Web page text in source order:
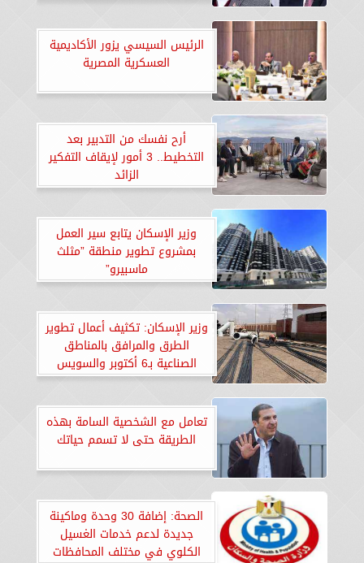
الرئيس السيسي يزور الأكاديمية
العسكرية المصرية
أرح نفسك من التدبير بعد
التخطيط.. 3 أمور لإيقاف التفكير
الزائد
وزير الإسكان يتابع سير العمل
بمشروع تطوير منطقة ”مثلث
ماسبيرو”
وزير الإسكان: تكثيف أعمال تطوير
الطرق والمرافق بالمناطق
الصناعية بـ6 أكتوبر والسويس
الجديدة
تعامل مع الشخصية السامة بهذه
الطريقة حتى لا تسمم حياتك
الصحة: إضافة 30 وحدة وماكينة
جديدة لدعم خدمات الغسيل
الكلوي في مختلف المحافظات